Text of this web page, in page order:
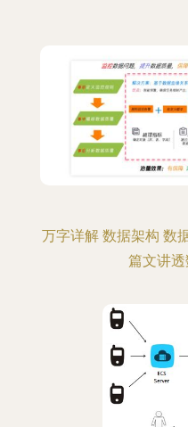
万字详解 数据架构 数
篇文讲